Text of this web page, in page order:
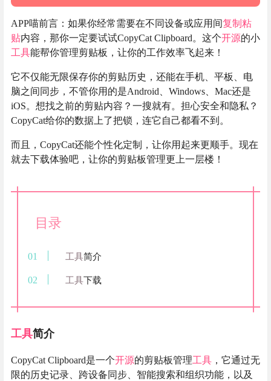
APP喵前言：如果你经常需要在不同设备或应用间复制粘
贴内容，那你一定要试试CopyCat Clipboard。这个开源的小
工具能帮你管理剪贴板，让你的工作效率飞起来！
它不仅能无限保存你的剪贴历史，还能在手机、平板、电
脑之间同步，不管你用的是Android、Windows、Mac还是
iOS。想找之前的剪贴内容？一搜就有。担心安全和隐私？
CopyCat给你的数据上了把锁，连它自己都看不到。
而且，CopyCat还能个性化定制，让你用起来更顺手。现在
就去下载体验吧，让你的剪贴板管理更上一层楼！
目录
工具简介
工具下载
工具简介
CopyCat Clipboard是一个开源的剪贴板管理工具 ，它通过无
限的历史记录、跨设备同步、智能搜索和组织功能，以及